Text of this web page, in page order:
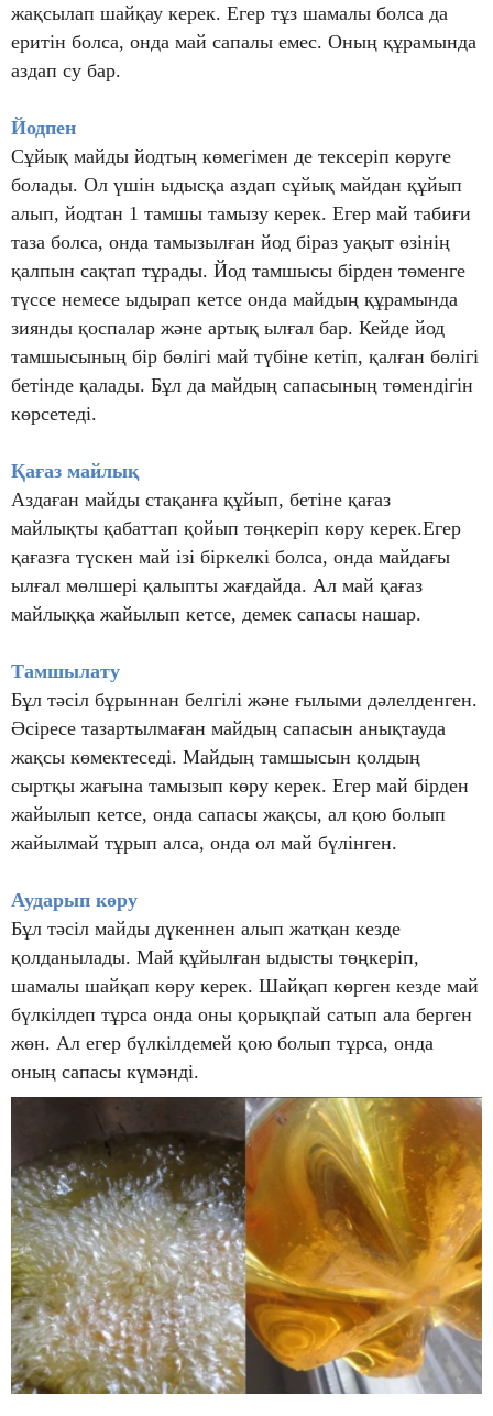
жақсылап шайқау керек. Егер тұз шамалы болса да
еритін болса, онда май сапалы емес. Оның құрамында
аздап су бар.
Йодпен
Сұйық майды йодтың көмегімен де тексеріп көруге
болады. Ол үшін ыдысқа аздап сұйық майдан құйып
алып, йодтан 1 тамшы тамызу керек. Егер май табиғи
таза болса, онда тамызылған йод біраз уақыт өзінің
қалпын сақтап тұрады. Йод тамшысы бірден төменге
түссе немесе ыдырап кетсе онда майдың құрамында
зиянды қоспалар және артық ылғал бар. Кейде йод
тамшысының бір бөлігі май түбіне кетіп, қалған бөлігі
бетінде қалады. Бұл да майдың сапасының төмендігін
көрсетеді.
Қағаз майлық
Аздаған майды стақанға құйып, бетіне қағаз
майлықты қабаттап қойып төңкеріп көру керек.Егер
қағазға түскен май ізі біркелкі болса, онда майдағы
ылғал мөлшері қалыпты жағдайда. Ал май қағаз
майлыққа жайылып кетсе, демек сапасы нашар.
Тамшылату
Бұл тәсіл бұрыннан белгілі және ғылыми дәлелденген.
Әсіресе тазартылмаған майдың сапасын анықтауда
жақсы көмектеседі. Майдың тамшысын қолдың
сыртқы жағына тамызып көру керек. Егер май бірден
жайылып кетсе, онда сапасы жақсы, ал қою болып
жайылмай тұрып алса, онда ол май бүлінген.
Аударып көру
Бұл тәсіл майды дүкеннен алып жатқан кезде
қолданылады. Май құйылған ыдысты төңкеріп,
шамалы шайқап көру керек. Шайқап көрген кезде май
бүлкілдеп тұрса онда оны қорықпай сатып ала берген
жөн. Ал егер бүлкілдемей қою болып тұрса, онда
оның сапасы күмәнді.